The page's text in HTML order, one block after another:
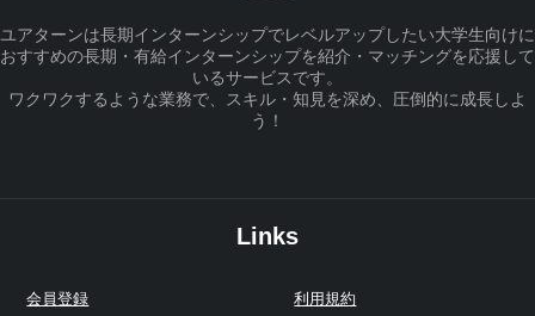
ユアターンは長期インターンシップでレベルアップしたい大学生向けに
おすすめの長期・有給インターンシップを紹介・マッチングを応援して
いるサービスです。
ワクワクするような業務で、スキル・知見を深め、圧倒的に成長しよ
う！
Links
会員登録 利用規約